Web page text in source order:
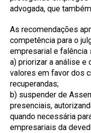
advogada, que
As recomendações
competência para o
empresarial e falência
a) priorizar a análise e
valores em favor dos
recuperandas;
b) suspender de
presenciais,
quando necessária
empresariais da